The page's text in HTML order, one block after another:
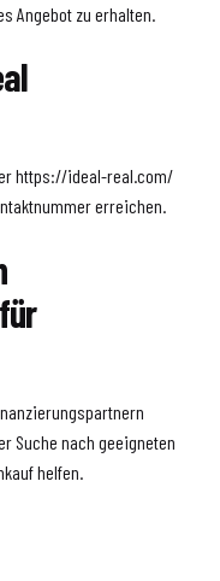
Angebot zu erhalten.
https://ideal-real.com/
erreichen.
Suche nach geeigneten
helfen.